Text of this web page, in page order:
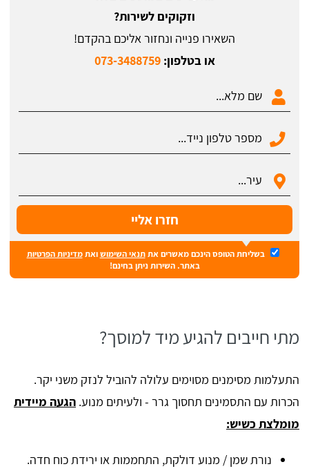
וזקוקים לשירות?
השאירו פנייה ונחזור אליכם בהקדם!
או בטלפון:073-3488759
בשליחת הטופס הינכם מאשרים אתתנאי השימושואתמדיניות הפרטיות
באתר. השירות ניתן בחינם!
מתי חייבים להגיע מיד למוסך?
התעלמות מסימנים מסוימים עלולה להוביל לנזק משני יקר.
הכרות עם התסמינים תחסוך גרר - ולעיתים מנוע. הגעה מיידית
מומלצת כשיש:
נורת שמן / מנוע דולקת, התחממות או ירידת כוח חדה.